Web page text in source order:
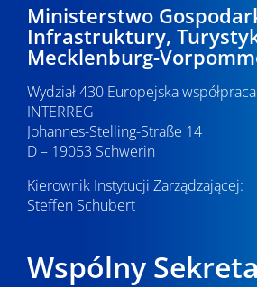
Ministerstwo
Infrastruktury,
Mecklenburg-
Wydział 430 Europejska
INTERREG
Johannes-Stelling-Straße 14
D – 19053 Schwerin
Kierownik Instytucji Zarządzającej:
Steffen Schubert
Wspólny